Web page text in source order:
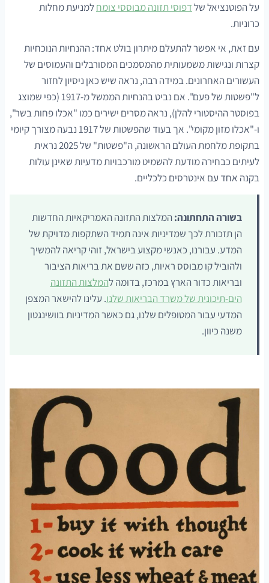
על הפוטנציאל שלדפוסי תזונה מבוססי צומחלמניעת מחלות
כרוניות.
עם זאת, אי אפשר להתעלם מיתרון בולט אחד: ההנחיות הנוכחיות
קצרות ונגישות משמעותית מהמסמכים המסורבלים והעמוסים של
העשורים האחרונים. במידה רבה, נראה שיש כאן ניסיון לחזור
ל"פשטות של פעם". אם נביט בהנחיות הממשל מ-1917 (כפי שמוצג
בפוסטר ההיסטורי להלן), נראה מסרים ישירים כמו "אכלו פחות בשר",
ו-"אכלו מזון מקומי". אך בעוד שהפשטות של 1917 נבעה מצורך קיומי
בתקופת מלחמת העולם הראשונה, ה"פשטות" של 2025 נראית
לעיתים כבחירה מודעת להשמיט מורכבויות מדעיות שאינן עולות
בקנה אחד עם אינטרסים כלכליים.
בשורה התחתונה:המלצות התזונה האמריקאיות החדשות
הן תזכורת לכך שמדיניות אינה תמיד השתקפות מדויקת של
המדע. עבורנו, כאנשי מקצוע בישראל, זוהי קריאה להמשיך
ולהוביל קו מבוסס ראיות, כזה ששם את בריאות הציבור
ובריאות כדור הארץ במרכז, בדומה להמלצות התזונה
הים-תיכונית של משרד הבריאות שלנו. עלינו להישאר המצפן
המדעי עבור המטופלים שלנו, גם כאשר המדיניות בוושינגטון
משנה כיוון.